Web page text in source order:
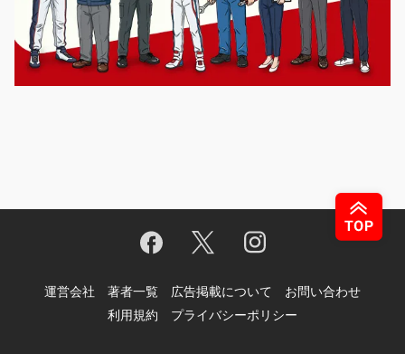
運営会社 著者一覧 広告掲載について
お問い合わせ
利用規約
プライバシーポリシー